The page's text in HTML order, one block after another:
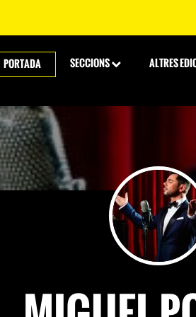
PORTADA SECCIONS ALTRES